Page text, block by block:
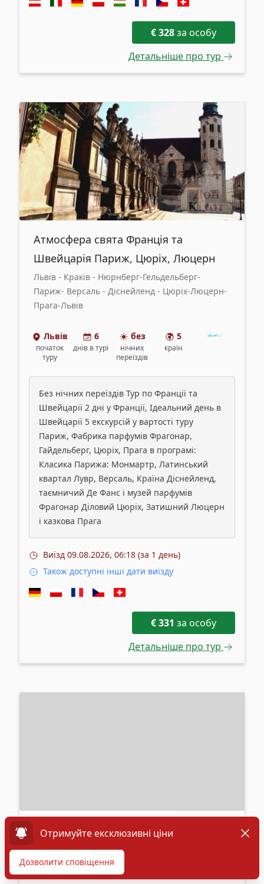
€328за особу
Детальніше про тур
Атмосфера свята Франція та
Швейцарія Париж, Цюріх, Люцерн
Львів - Краків - Нюрнберг-Гельдельберг-
Париж- Версаль - Діснейленд - Цюріх-Люцерн-
Прага-Львів
Львів
початок
туру
6
днів в турі
без
нічних
переїздів
5
країн
Без нічних переїздів Тур по Франції та
Швейцарії 2 дні у Франції, Ідеальний день в
Швейцарії 5 екскурсій у вартості туру
Париж, Фабрика парфумів Фрагонар,
Гайдельберг, Цюріх, Прага в програмі:
Класика Парижа: Монмартр, Латинський
квартал Лувр, Версаль, Країна Діснейленд,
таємничий Де Фанс і музей парфумів
Фрагонар Діловий Цюріх, Затишний Люцерн
і казкова Прага
Виїзд 09.08.2026, 06:18 (за 1 день)
Також доступні інші дати виїзду
€331 за особу
Детальніше про тур
Швейцарія - вершина Європи
Страсбурґ - Люцерн - Цюрих - Берн -
Інтерлакен - Кольмар - Нюрнберґ
Отримуйте ексклюзивні ціни
Дозволити сповіщення